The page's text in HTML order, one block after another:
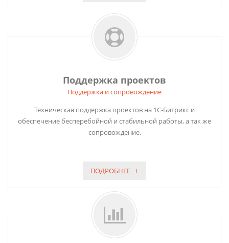
Поддержка проектов
Поддержка и сопровождение
Техническая поддержка проектов на 1С-Битрикс и
обеспечение бесперебойной и стабильной работы, а так же
сопровождение.
ПОДРОБНЕЕ